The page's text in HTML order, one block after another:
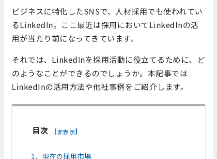
ビジネスに特化したSNSで、人材採用でも使われてい
るLinkedIn。ここ最近は採用においてLinkedInの活
用が当たり前になってきています。
それでは、LinkedInを採用活動に役立てるために、ど
のようなことができるのでしょうか。本記事では
LinkedInの活用方法や他社事例をご紹介します。
目次 [非表示]
1．現在の採用市場